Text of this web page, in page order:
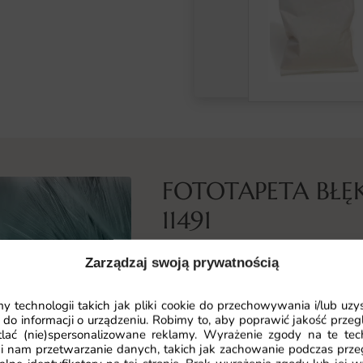
Zarządzaj swoją prywatnością
technologii takich jak pliki cookie do przechowywania i/lub
informacji o urządzeniu. Robimy to, aby poprawić jakość
(nie)spersonalizowane reklamy. Wyrażenie zgody na te
nam przetwarzanie danych, takich jak zachowanie podczas
FOTOTAPETA
11491
Co przedstawia ta fototapeta
Fototapeta Błękitne Pióra to
ścianie wyjątkowy nastrój. Linie,
intrygującą całość.